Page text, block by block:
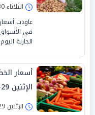
الثلاثاء 30/يونيو/2026 - 08:00 ص
عاودت
في الأسواق
الجارية اليوم
أسعار
الإثنين 29-6-2026
الإثنين 29/يونيو/2026 - 08:00 ص